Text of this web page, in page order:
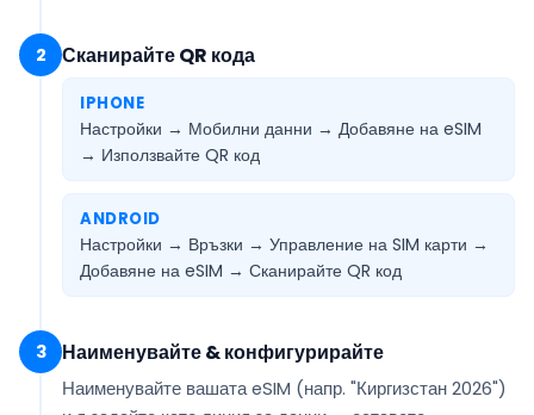
2 Сканирайте QR кода
IPHONE
Настройки → Мобилни данни → Добавяне на eSIM
→ Използвайте QR код
ANDROID
Настройки → Връзки → Управление на SIM карти →
Добавяне на eSIM → Сканирайте QR код
3 Наименувайте & конфигурирайте
Наименувайте вашата eSIM (напр. "Киргизстан 2026")